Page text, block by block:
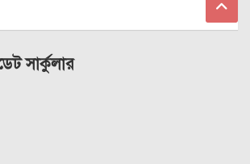
সার্কুলার